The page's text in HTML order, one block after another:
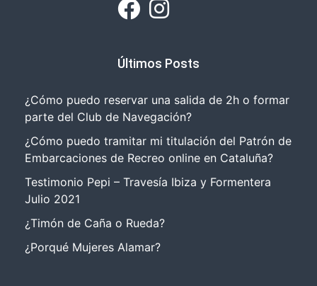
Últimos Posts
¿Cómo puedo reservar una salida de 2h o formar
parte del Club de Navegación?
¿Cómo puedo tramitar mi titulación del Patrón de
Embarcaciones de Recreo online en Cataluña?
Testimonio Pepi – Travesía Ibiza y Formentera
Julio 2021
¿Timón de Caña o Rueda?
¿Porqué Mujeres Alamar?